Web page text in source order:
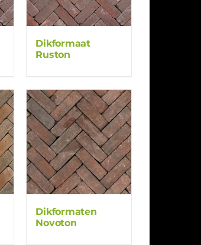
Dikformaat
Ruston
Dikformaten
Novoton